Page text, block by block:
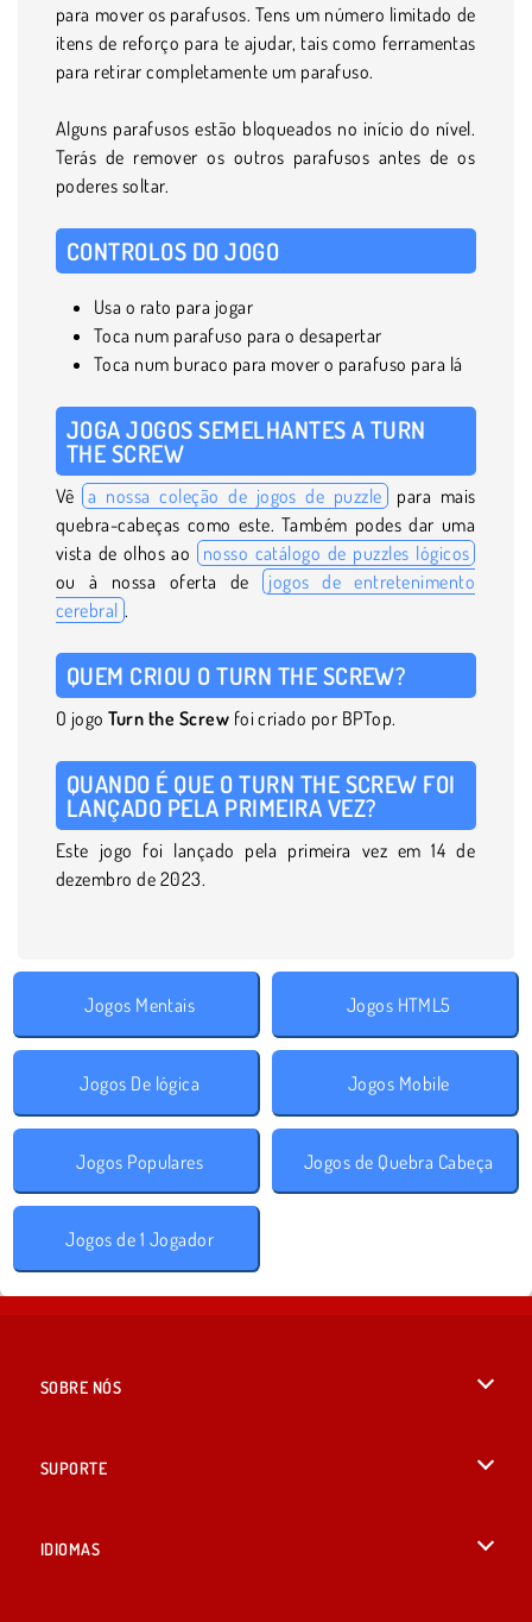
para mover os parafusos. Tens um número limitado de
itens de reforço para te ajudar, tais como ferramentas
para retirar completamente um parafuso.
Alguns parafusos estão bloqueados no início do nível.
Terás de remover os outros parafusos antes de os
poderes soltar.
CONTROLOS DO JOGO
Usa o rato para jogar
Toca num parafuso para o desapertar
Toca num buraco para mover o parafuso para lá
JOGA JOGOS SEMELHANTES A TURN
THE SCREW
Vê a nossa coleção de jogos de puzzle para mais
quebra-cabeças como este. Também podes dar uma
vista de olhos ao
nosso catálogo de puzzles lógicos
ou à nossa oferta de jogos de entretenimento
cerebral .
QUEM CRIOU O TURN THE SCREW?
O jogo Turn the Screw foi criado por BPTop.
QUANDO É QUE O TURN THE SCREW FOI
LANÇADO PELA PRIMEIRA VEZ?
Este jogo foi lançado pela primeira vez em 14 de
dezembro de 2023.
Jogos Mentais Jogos HTML5
Jogos De lógica Jogos Mobile
Jogos Populares Jogos de Quebra Cabeça
Jogos de 1 Jogador
SOBRE NÓS
SUPORTE
IDIOMAS